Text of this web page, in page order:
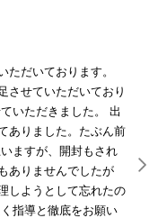
だいております。
させていただいており
いただきました。 出
ありました。たぶん前
ますが、開封もされ
ありませんでしたが
しようとして忘れたの
指導と徹底をお願い